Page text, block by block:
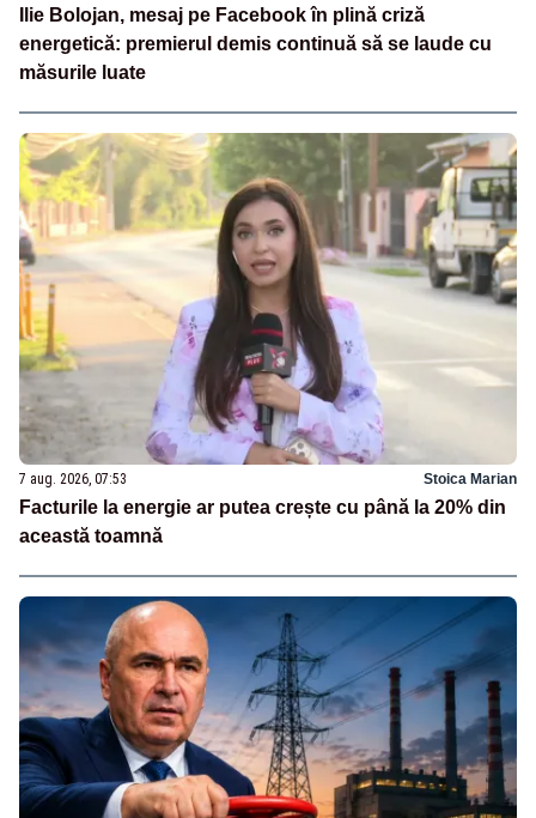
Ilie Bolojan, mesaj pe Facebook în plină criză
energetică: premierul demis continuă să se laude cu
măsurile luate
7 aug. 2026, 07:53 Stoica Marian
Facturile la energie ar putea crește cu până la 20% din
această toamnă